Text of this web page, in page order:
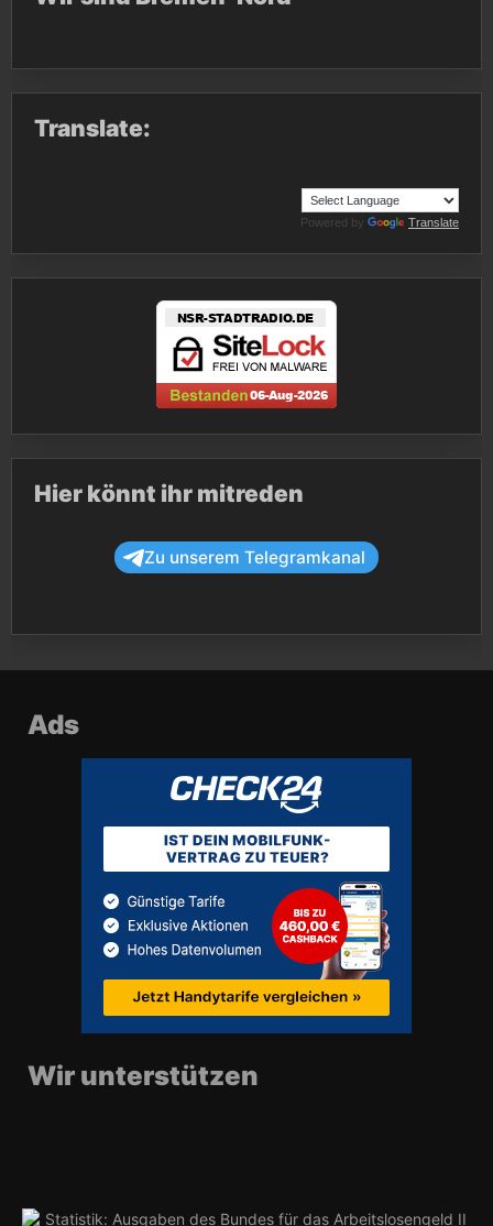
Translate:
Powered by Translate
Hier könnt ihr mitreden
Zu unserem Telegramkanal
Ads
Wir unterstützen